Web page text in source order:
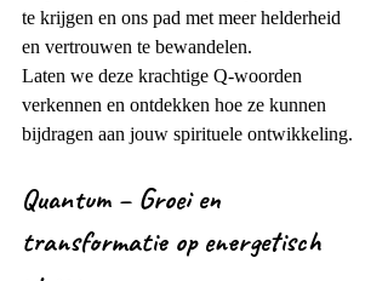
te krijgen en ons pad met meer helderheid
en vertrouwen te bewandelen.
Laten we deze krachtige Q-woorden
verkennen en ontdekken hoe ze kunnen
bijdragen aan jouw spirituele ontwikkeling.
Quantum – Groei en
transformatie op energetisch